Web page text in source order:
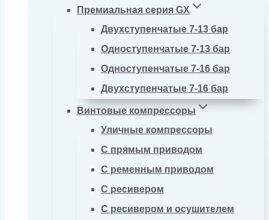
Премиальная серия GX
Двухступенчатые 7-13 бар
Одноступенчатые 7-13 бар
Одноступенчатые 7-16 бар
Двухступенчатые 7-16 бар
Винтовые компрессоры
Уличные компрессоры
С прямым приводом
С ременным приводом
С ресивером
С ресивером и осушителем